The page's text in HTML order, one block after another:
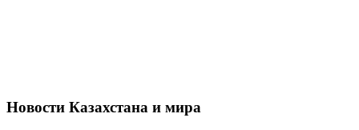
Новости Казахстана и мира